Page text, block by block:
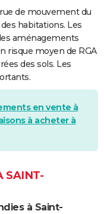
de mouvement du
habitations. Les
aménagements
risque moyen de RGA
des sols. Les
en vente à
à acheter à
SAINT-
à Saint-